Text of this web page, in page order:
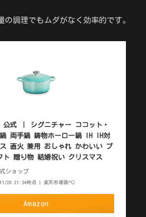
の調理でもムダがなく効率的です。
公式 ｜ シグニチャー ココット・
鍋 両手鍋 鋳物ホーロー鍋 IH IH対
直火 兼用 おしゃれ かわいい プ
ト 贈り物 結婚祝い クリスマス
ショップ
11/20 21:34時点 | 楽天市場調べ）
Amazon